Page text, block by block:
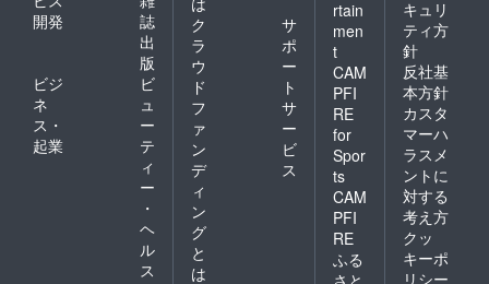
りにな
りまし
たらお
早めに
ご連絡
くださ
い。
ス京都
シック
●ラン
ドーホ
テルな
んば大
イーツ
●ラン
ドーホ
テル福
ネック
ス ●ラ
ドーホ
テル京
都ス
イーツ
●ラン
ドーレ
ジデン
ス京都
クラ
シック
●ラン
ドーホ
テル福
ネック
開発
誌
出
版
ビジ
ネ
ス・
起業
ビ
ュ
ー
テ
ィ
ー
・
ヘ
ル
ス
ク
ラ
ウ
ド
フ
ァ
ン
デ
ィ
ン
グ
と
は
サ
ポ
ー
ト
サ
ー
ビ
ス
rtain
men
t
CAM
PFI
RE
for
Spor
ts
CAM
PFI
RE
ふる
キュリ
ティ方
針
反社基
本方針
カスタ
マーハ
ラスメ
ントに
対する
考え方
クッ
キーポ
リシー